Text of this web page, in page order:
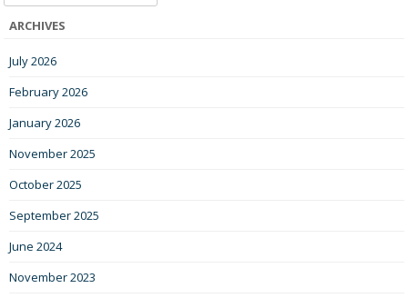
ARCHIVES
July 2026
February 2026
January 2026
November 2025
October 2025
September 2025
June 2024
November 2023